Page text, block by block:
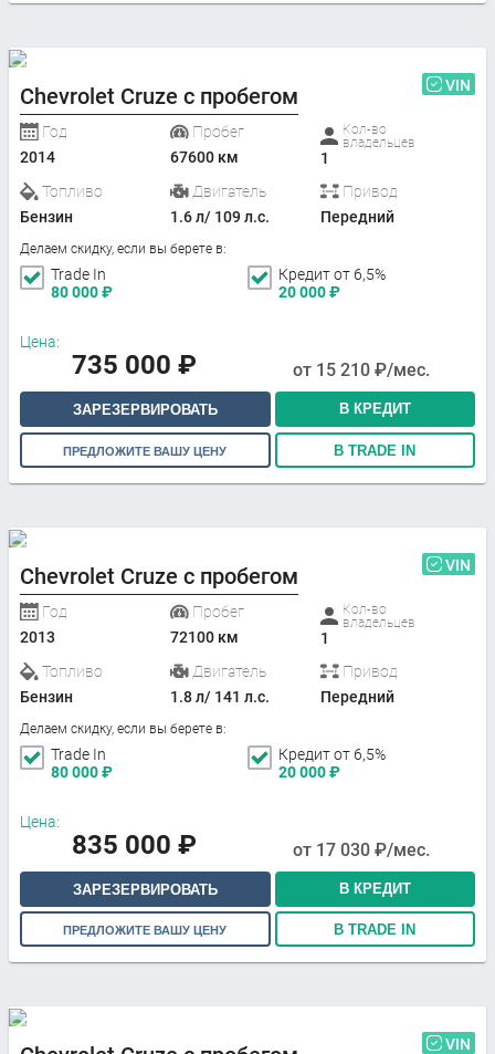
Chevrolet Cruze с пробегом VIN
Год
2014
Пробег
67600 км
Кол-во
владельцев
1
Топливо
Бензин
Двигатель
1.6 л/ 109 л.с.
Привод
Передний
Делаем скидку, если вы берете в:
Trade In
80 000₽
Кредит от 6,5%
20 000₽
Цена:
735 000 ₽ от 15 210 ₽/мес.
ЗАРЕЗЕРВИРОВАТЬ В КРЕДИТ
ПРЕДЛОЖИТЕ ВАШУ ЦЕНУ В TRADE IN
Chevrolet Cruze с пробегом VIN
Год
2013
Пробег
72100 км
Кол-во
владельцев
1
Топливо
Бензин
Двигатель
1.8 л/ 141 л.с.
Привод
Передний
Делаем скидку, если вы берете в:
Trade In
80 000₽
Кредит от 6,5%
20 000₽
Цена:
835 000 ₽ от 17 030 ₽/мес.
ЗАРЕЗЕРВИРОВАТЬ В КРЕДИТ
ПРЕДЛОЖИТЕ ВАШУ ЦЕНУ В TRADE IN
VIN